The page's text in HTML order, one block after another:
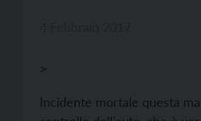
>
Incidente mortale questa